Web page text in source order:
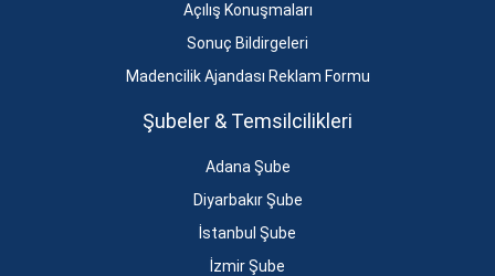
Açılış Konuşmaları
Sonuç Bildirgeleri
Madencilik Ajandası Reklam Formu
Şubeler & Temsilcilikleri
Adana Şube
Diyarbakır Şube
İstanbul Şube
İzmir Şube